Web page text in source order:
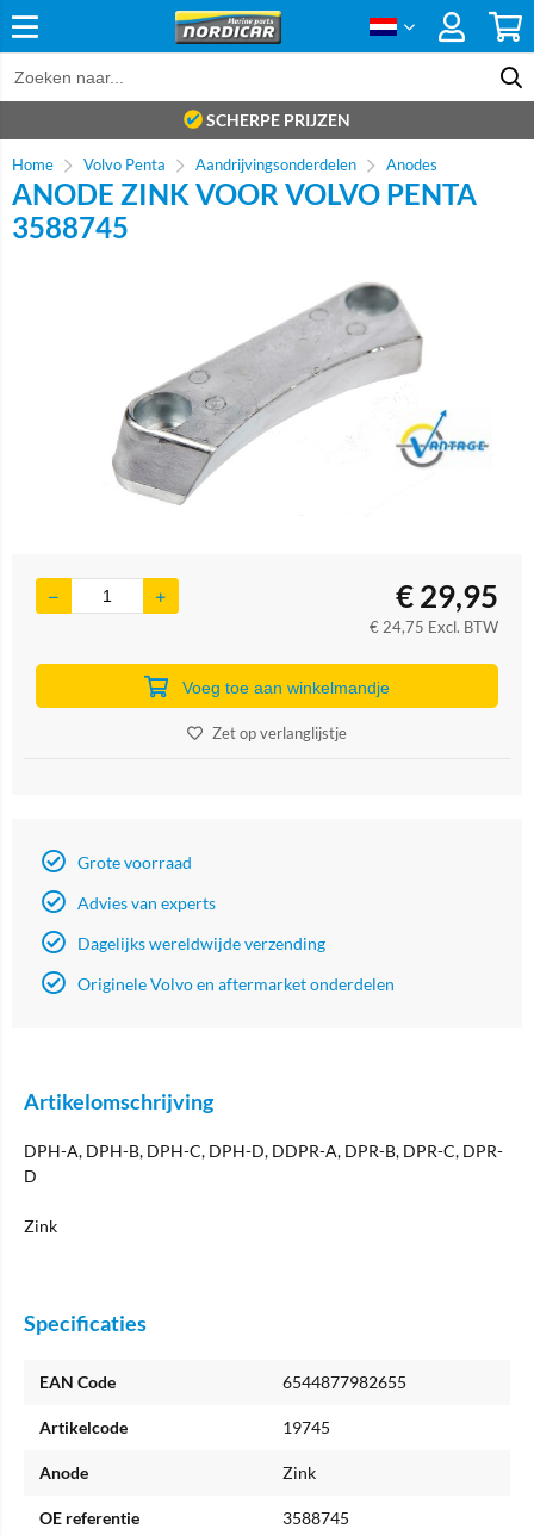
SCHERPE PRIJZEN
Home Volvo Penta Aandrijvingsonderdelen Anodes
ANODE ZINK VOOR VOLVO PENTA
3588745
Brand
€29,95
€ 24,75 Excl. BTW
Voeg toe aan winkelmandje
Zet op verlanglijstje
Grote voorraad
Advies van experts
Dagelijks wereldwijde verzending
Originele Volvo en aftermarket onderdelen
Artikelomschrijving
DPH-A, DPH-B, DPH-C, DPH-D, DDPR-A, DPR-B, DPR-C, DPR-
D
Zink
Specificaties
EAN Code 6544877982655
Artikelcode 19745
Anode Zink
OE referentie 3588745